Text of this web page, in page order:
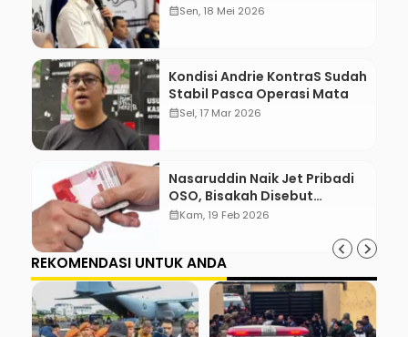
Berkas Pencalonan Ketua
calendar_monthSen, 18 Mei 2026
Kondisi Andrie KontraS Sudah
Stabil Pasca Operasi Mata
calendar_monthSel, 17 Mar 2026
Nasaruddin Naik Jet Pribadi
OSO, Bisakah Disebut
Gratifikasi?
calendar_monthKam, 19 Feb 2026
REKOMENDASI UNTUK ANDA